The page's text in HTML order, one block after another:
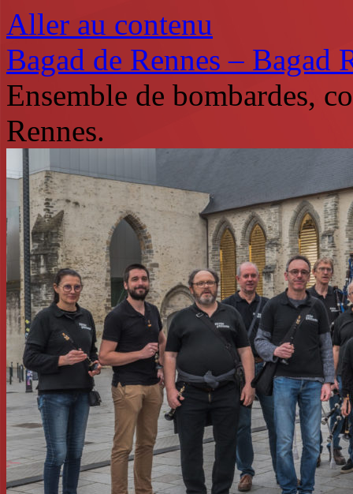
Aller au contenu
Bagad de Rennes – Bagad
Ensemble de bombardes,
Rennes.